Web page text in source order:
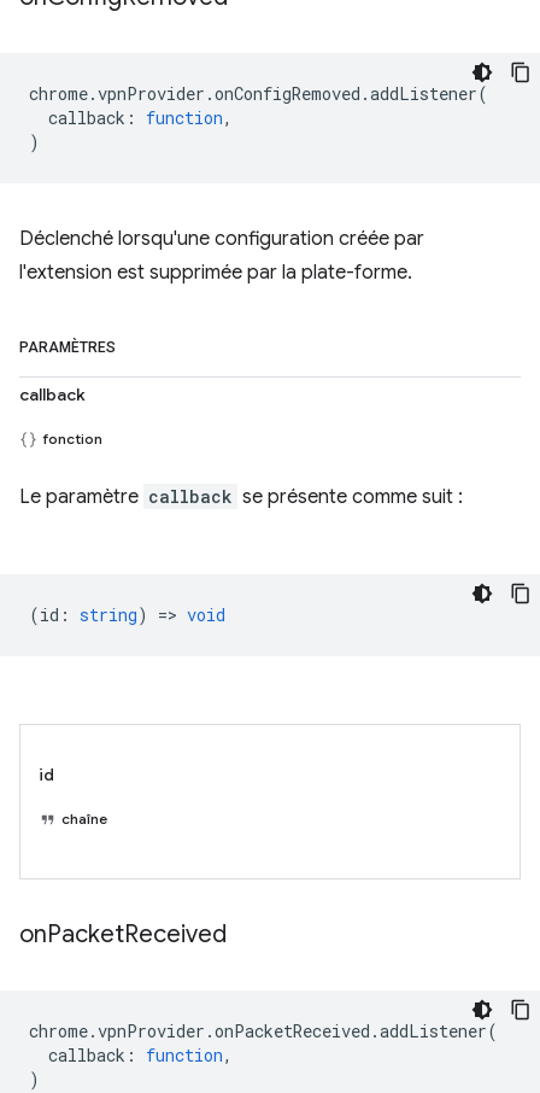
chrome.vpnProvider .onConfigRemoved .addListener(
callback : function,
)
Déclenché lorsqu'une configuration créée par
l'extension est supprimée par la plate-forme.
PARAMÈTRES
callback
fonction
Le paramètre callback se présente comme suit :
(id : string) => void
id
chaîne
onPacketReceived
chrome.vpnProvider .onPacketReceived .addListener(
callback : function,
)